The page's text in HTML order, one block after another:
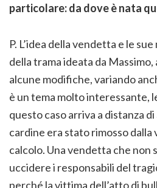
particolare: da dove è nata
P. L’idea della vendetta e le
della trama ideata da
alcune modifiche, variando
è un tema molto interessante,
questo caso arriva a distanza
cardine era stato rimosso
calcolo. Una vendetta che non
uccidere i responsabili del
perché la vittima dell’atto di